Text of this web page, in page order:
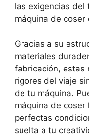
las exigencias del
máquina de coser
Gracias a su
materiales
fabricación, estas
rigores del viaje
de tu máquina.
máquina de coser
perfectas
suelta a tu